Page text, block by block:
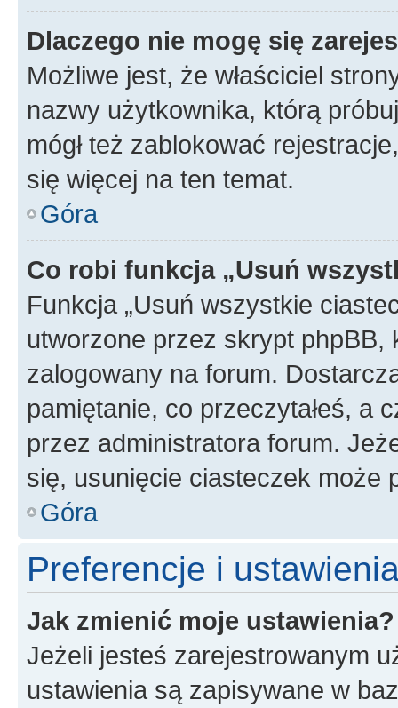
Dlaczego nie mogę się
Możliwe jest, że właściciel
nazwy użytkownika, którą
mógł też zablokować
się więcej na ten temat.
Góra
Co robi funkcja „Usuń
Funkcja „Usuń wszystkie
utworzone przez skrypt
zalogowany na forum.
pamiętanie, co przeczytałeś, a
przez administratora forum.
się, usunięcie ciasteczek może
Góra
Preferencje i
Jak zmienić moje ustawienia?
Jeżeli jesteś zarejestrowanym
ustawienia są zapisywane w